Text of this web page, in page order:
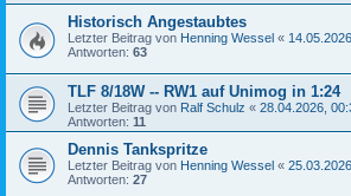
Historisch Angestaubtes
Letzter Beitrag von Henning Wessel «
Antworten: 63
TLF 8/18W -- RW1 auf Unimog in 1:24
Letzter Beitrag von Ralf Schulz « 28.04.2026,
Antworten: 11
Dennis Tankspritze
Letzter Beitrag von Henning Wessel «
Antworten: 27